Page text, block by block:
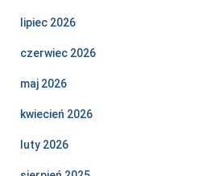
lipiec 2026
czerwiec 2026
maj 2026
kwiecień 2026
luty 2026